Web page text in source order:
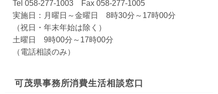
Tel 058-277-1003 Fax 058-277-1005
実施日：月曜日～金曜日 8時30分～17時00分
（祝日・年末年始は除く）
土曜日 9時00分～17時00分
（電話相談のみ）
可茂県事務所消費生活相談窓口